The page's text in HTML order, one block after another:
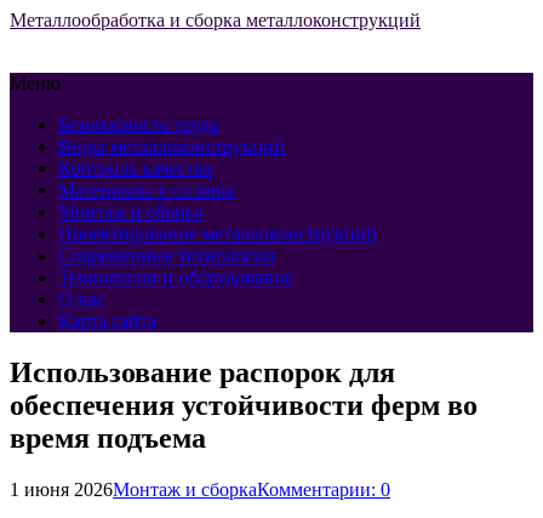
Металлообработка и сборка металлоконструкций
Меню
Безопасность труда
Виды металлоконструкций
Контроль качества
Материалы и сплавы
Монтаж и сборка
Проектирование металлоконструкций
Современные технологии
Технологии и оборудование
О нас
Карта сайта
Использование распорок для
обеспечения устойчивости ферм во
время подъема
1 июня 2026Монтаж и сборкаКомментарии: 0